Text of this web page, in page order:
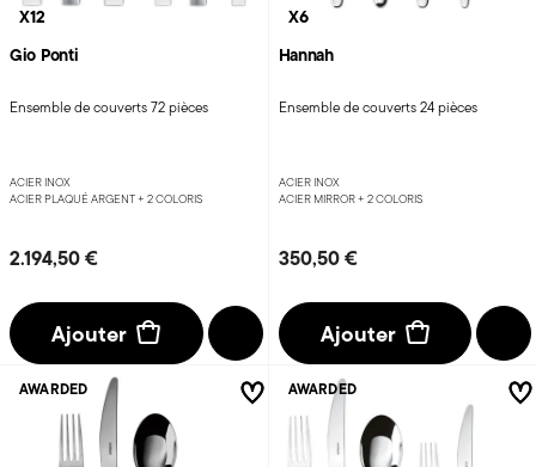
X12
Gio Ponti
Ensemble de couverts 72 pièces
ACIER INOX
ACIER PLAQUÉ ARGENT + 2 COLORIS
2.194,50 €
Ajouter
X6
Hannah
Ensemble de couverts 24 pièces
ACIER INOX
ACIER MIRROR + 2 COLORIS
350,50 €
Ajouter
AWARDED AWARDED